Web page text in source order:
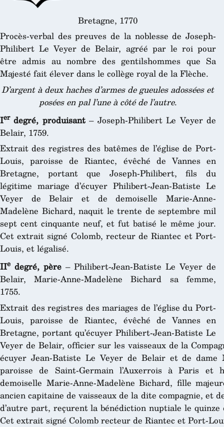
Bretagne, 1770
Procès-verbal des preuves de la noblesse de Joseph-
Philibert Le Veyer de Belair, agréé par le roi pour
être admis au nombre des gentilshommes que Sa
Majesté fait élever dans le collège royal de la Flèche.
D’argent à deux haches d’armes de gueules adossées et
posées en pal l’une à côté de l’autre.
Ierdegré, produisant– Joseph-Philibert Le Veyer de
Belair, 1759.
Extrait des registres des batêmes de l’église de Port-
Louis, paroisse de Riantec, évêché de Vannes en
Bretagne, portant que Joseph-Philibert, fils du
légitime mariage d’écuyer Philibert-Jean-Batiste Le
Veyer de Belair et de demoiselle Marie-Anne-
Madelène Bichard, naquit le trente de septembre mil
sept cent cinquante neuf, et fut batisé le même jour.
Cet extrait signé Colomb, recteur de Riantec et Port-
Louis, et légalisé.
IIe degré, père– Philibert-Jean-Batiste Le Veyer de
Belair, Marie-Anne-Madelène Bichard sa femme,
1755.
Extrait des registres des mariages de l’église du Port-
Louis, paroisse de Riantec, évêché de Vannes en
Bretagne, portant qu’écuyer Philibert-Jean-Batiste Le
Veyer de Belair, officier sur les vaisseaux de la
écuyer Jean-Batiste Le Veyer de Belair et de dame
paroisse de Saint-Germain l’Auxerrois à Paris et
demoiselle Marie-Anne-Madelène Bichard, fille
ancien capitaine de vaisseaux de la dite compagnie, et
d’autre part, reçurent la bénédiction nuptiale le
Cet extrait signé Colomb recteur de Riantec et Port-